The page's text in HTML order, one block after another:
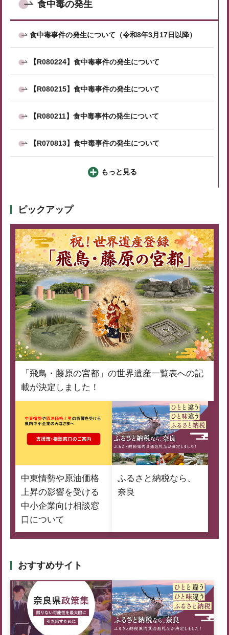
食中毒の発生
食中毒事件の発生について（令和8年3月17日以降）
【R080224】食中毒事件の発生について
【R080215】食中毒事件の発生について
【R080211】食中毒事件の発生について
【R070813】食中毒事件の発生について
もっと見る
ピックアップ
「飛鳥・藤原の宮都」の世界遺産一覧表への記
載が決定しました！
中東情勢や原油価格
上昇の影響を受ける
中小企業向け相談窓
口について
ふるさと納税なら、
奈良
おすすめサイト